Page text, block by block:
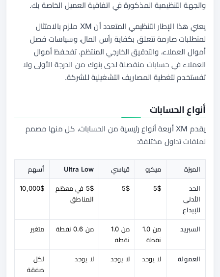
والجهة التنظيمية المذكورة في اتفاقية العميل الخاصة بك.
يعني هذا الإطار التنظيمي المتعدد أن XM ملزم بالامتثال
لمتطلبات صارمة تتعلق بكفاية رأس المال، وسياسات فصل
أموال العملاء، والتدقيق الخارجي المنتظم. تفحفظ أموال
العملاء في حسابات منفصلة لدى بنوك من الدرجة الأولى ولا
تفستخدم لتغطية المصاريف التشغيلية للشركة.
أنواع الحسابات
يقدم XM أربعة أنواع رئيسية من الحسابات، كل منها مصمم
لملفات تداول مختلفة:
الميزة ميكرو قياسي Ultra Low أسهم
الحد
الأدنى
للإيداع
5$
5$
5$ في معظم
المناطق
10,000$
السبريد
من 1.0
نقطة
من 1.0
نقطة
من 0.6 نقطة متغير
العمولة لا يوجد لا يوجد لا يوجد
لكل
صفقة